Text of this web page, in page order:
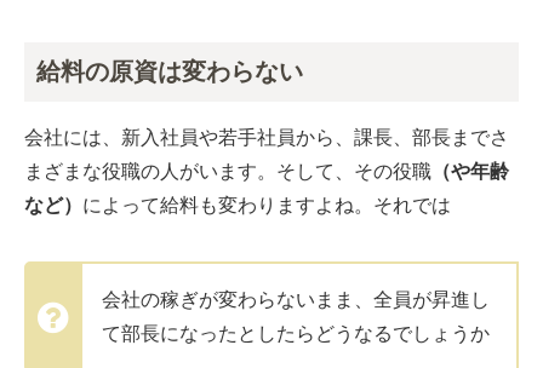
給料の原資は変わらない
会社には、新入社員や若手社員から、課長、部長までさ
まざまな役職の人がいます。そして、その役職 （や年齢
など） によって給料も変わりますよね。それでは
会社の稼ぎが変わらないまま、全員が昇進し
て部長になったとしたらどうなるでしょうか